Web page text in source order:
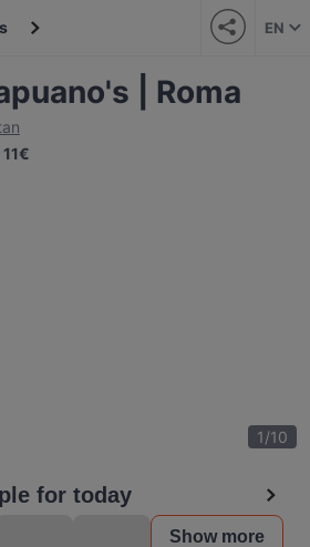
EN
| Roma
11€
1/10
for today
Show more